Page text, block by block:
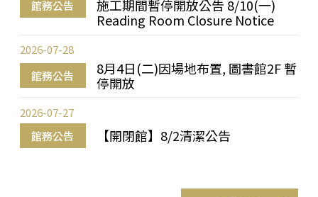
館務公告
施工期間暫停開放公告 8/10(一)
Reading Room Closure Notice
館務公告
8月4日(二)因場地布置, 圖書館2F 暫
停開放
2026-07-28
館務公告 【開閉館】8/2清潔公告
2026-07-27